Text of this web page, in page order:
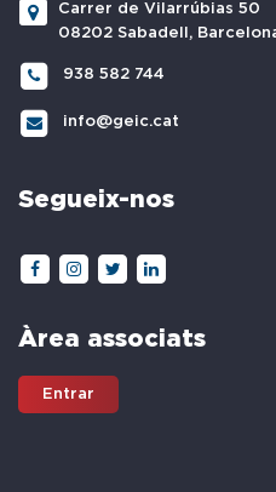
Carrer de Vilarrúbias 50
08202 Sabadell,
938 582 744
info@geic.cat
Segueix-nos
Àrea associats
Entrar